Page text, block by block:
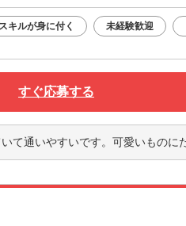
スキルが身に付く 未経験歓迎
すぐ応募する
のにたくさん囲まれていて明るく雰囲気はとても良かっ